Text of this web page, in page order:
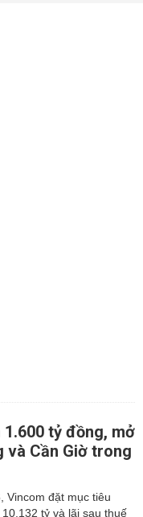
tỷ đồng, mở
và Cần Giờ trong
Vincom đặt mục tiêu
tỷ và lãi sau thuế